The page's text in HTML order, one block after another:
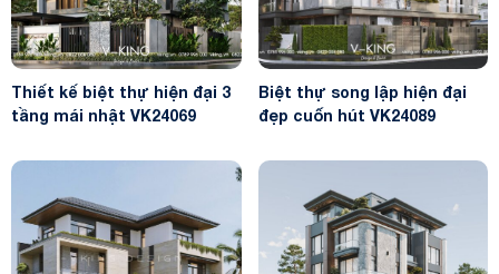
Thiết kế biệt thự hiện đại 3
tầng mái nhật VK24069
Biệt thự song lập hiện đại
đẹp cuốn hút VK24089